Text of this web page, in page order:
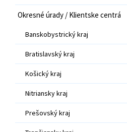
Okresné úrady / Klientske centrá
Banskobystrický kraj
Bratislavský kraj
Košický kraj
Nitriansky kraj
Prešovský kraj